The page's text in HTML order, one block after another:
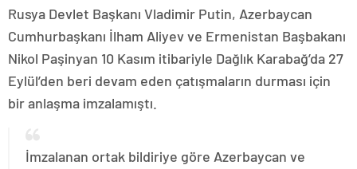
Rusya Devlet Başkanı Vladimir Putin, Azerbaycan
Cumhurbaşkanı İlham Aliyev ve Ermenistan Başbakanı
Nikol Paşinyan 10 Kasım itibariyle Dağlık Karabağ’da 27
Eylül’den beri devam eden çatışmaların durması için
bir anlaşma imzalamıştı.
İmzalanan ortak bildiriye göre Azerbaycan ve